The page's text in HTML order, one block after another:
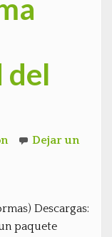
del
Dejar un
Descargas:
paquete